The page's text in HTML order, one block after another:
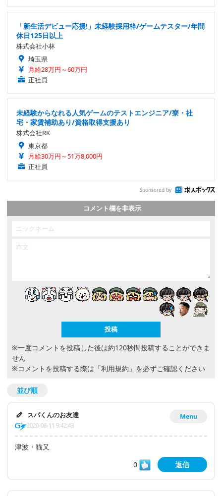
「新生活デビュー応援!」未経験採用枠/ゲームテスター/年間
休日125日以上
株式会社小林
埼玉県
月給28万円～60万円
正社員
未経験からなれる人気ゲームのテストエンジニア/寮・社
宅・家賃補助あり/資格取得支援あり
株式会社RK
東京都
月給30万円～51万8,000円
正社員
Sponsored by
コメント欄を非表示
※一度コメントを投稿した後は約120秒間投稿することができま
せん
※コメントを投稿する際は 「利用規約」 を必ずご確認ください
並び順
Menu
スパくんのお友達
2020-08-11 9:42:43
津波・猫又
0
返信